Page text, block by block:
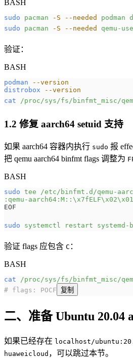
BASH
sudo pacman -S --needed podman
sudo pacman -S --needed qemu-
验证：
BASH
podman --version
distrobox --version
cat /proc/sys/fs/binfmt_misc/
1.2 修复 aarch64 setuid 支持
如果 aarch64 容器内执行 sudo 报
把 qemu aarch64 binfmt flags 调整为
BASH
sudo tee /etc/binfmt.d/qemu-
:qemu-
EOF
sudo systemctl restart
验证 flags 应包含 C ：
BASH
cat /proc/sys/fs/binfmt_misc/
# flags: POCF 复制
二、准备 Ubuntu 20.04
如果已经存在 localhost/
huaweicloud ，可以跳过本节。